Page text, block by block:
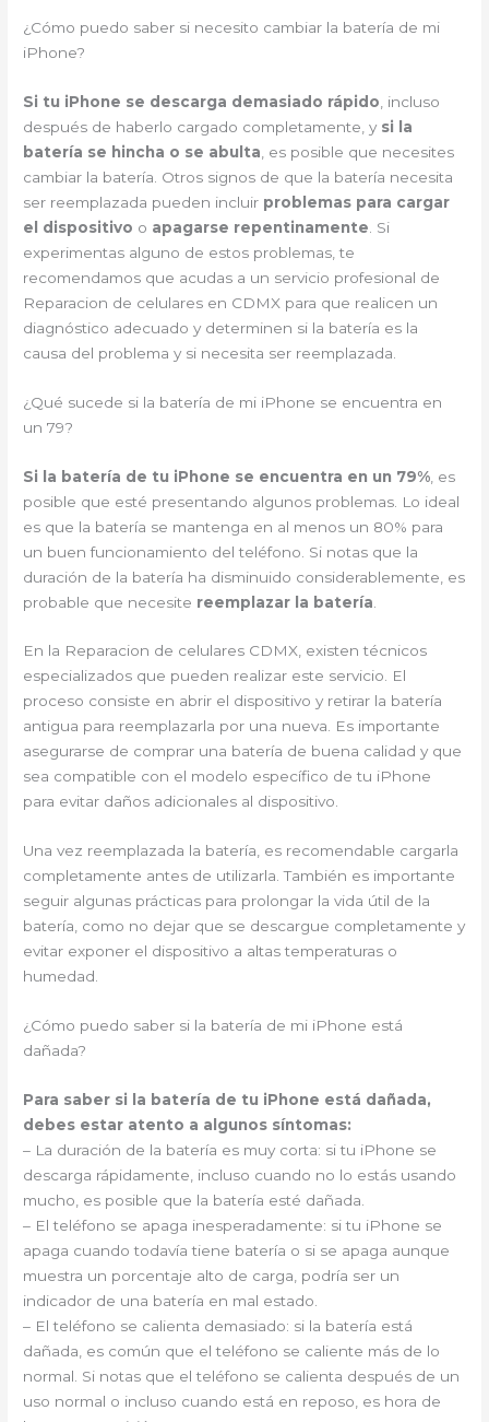
¿Cómo puedo saber si necesito cambiar la batería de mi
iPhone?
Si tu iPhone se descarga demasiado rápido , incluso
después de haberlo cargado completamente, y si la
batería se hincha o se abulta , es posible que necesites
cambiar la batería. Otros signos de que la batería necesita
ser reemplazada pueden incluir problemas para cargar
el dispositivo o apagarse repentinamente . Si
experimentas alguno de estos problemas, te
recomendamos que acudas a un servicio profesional de
Reparacion de celulares en CDMX para que realicen un
diagnóstico adecuado y determinen si la batería es la
causa del problema y si necesita ser reemplazada.
¿Qué sucede si la batería de mi iPhone se encuentra en
un 79?
Si la batería de tu iPhone se encuentra en un 79% , es
posible que esté presentando algunos problemas. Lo ideal
es que la batería se mantenga en al menos un 80% para
un buen funcionamiento del teléfono. Si notas que la
duración de la batería ha disminuido considerablemente, es
probable que necesite reemplazar la batería
En la Reparacion de celulares CDMX, existen técnicos
especializados que pueden realizar este servicio. El
proceso consiste en abrir el dispositivo y retirar la batería
antigua para reemplazarla por una nueva. Es importante
asegurarse de comprar una batería de buena calidad y que
sea compatible con el modelo específico de tu iPhone
para evitar daños adicionales al dispositivo.
Una vez reemplazada la batería, es recomendable cargarla
completamente antes de utilizarla. También es importante
seguir algunas prácticas para prolongar la vida útil de la
batería, como no dejar que se descargue completamente y
evitar exponer el dispositivo a altas temperaturas o
humedad.
¿Cómo puedo saber si la batería de mi iPhone está
dañada?
Para saber si la batería de tu iPhone está dañada,
debes estar atento a algunos síntomas:
– La duración de la batería es muy corta: si tu iPhone se
descarga rápidamente, incluso cuando no lo estás usando
mucho, es posible que la batería esté dañada.
– El teléfono se apaga inesperadamente: si tu iPhone se
apaga cuando todavía tiene batería o si se apaga aunque
muestra un porcentaje alto de carga, podría ser un
indicador de una batería en mal estado.
– El teléfono se calienta demasiado: si la batería está
dañada, es común que el teléfono se caliente más de lo
normal. Si notas que el teléfono se calienta después de un
uso normal o incluso cuando está en reposo, es hora de